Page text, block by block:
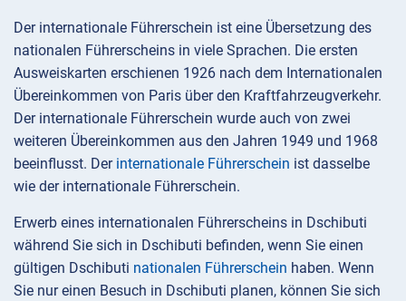
Der internationale Führerschein ist eine Übersetzung des
nationalen Führerscheins in viele Sprachen. Die ersten
Ausweiskarten erschienen 1926 nach dem Internationalen
Übereinkommen von Paris über den Kraftfahrzeugverkehr.
Der internationale Führerschein wurde auch von zwei
weiteren Übereinkommen aus den Jahren 1949 und 1968
beeinflusst. Der internationale Führerschein ist dasselbe
wie der internationale Führerschein.
Erwerb eines internationalen Führerscheins in Dschibuti
während Sie sich in Dschibuti befinden, wenn Sie einen
gültigen Dschibuti nationalen Führerschein haben. Wenn
Sie nur einen Besuch in Dschibuti planen, können Sie sich